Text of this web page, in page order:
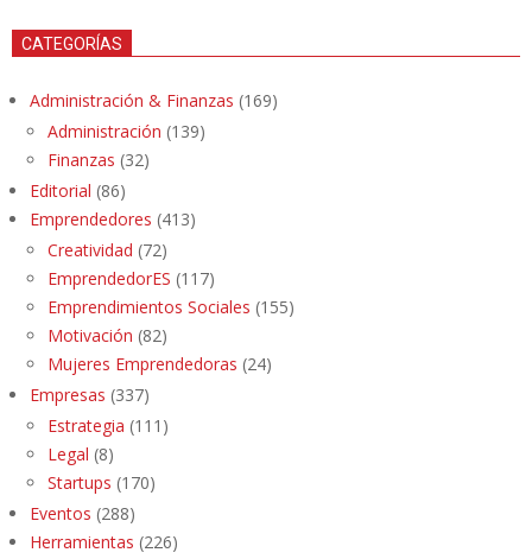
CATEGORÍAS
Administración & Finanzas (169)
Administración (139)
Finanzas (32)
Editorial (86)
Emprendedores (413)
Creatividad (72)
EmprendedorES (117)
Emprendimientos Sociales (155)
Motivación (82)
Mujeres Emprendedoras (24)
Empresas (337)
Estrategia (111)
Legal (8)
Startups (170)
Eventos (288)
Herramientas (226)